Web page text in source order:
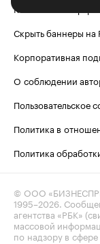
Контактная
Скрыть баннеры на
Корпоративная
О соблюдении
Пользовательское
Политика в
Политика
© ООО
1995–2026 .
агентства «РБК»
массовой
по надзору в